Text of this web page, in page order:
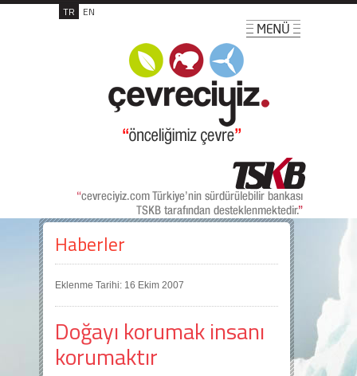
TR EN
Haberler
Eklenme Tarihi: 16 Ekim 2007
Doğayı korumak insanı
korumaktır